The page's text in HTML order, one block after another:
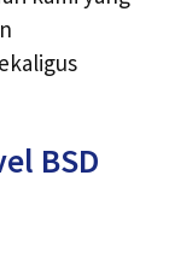
BSD